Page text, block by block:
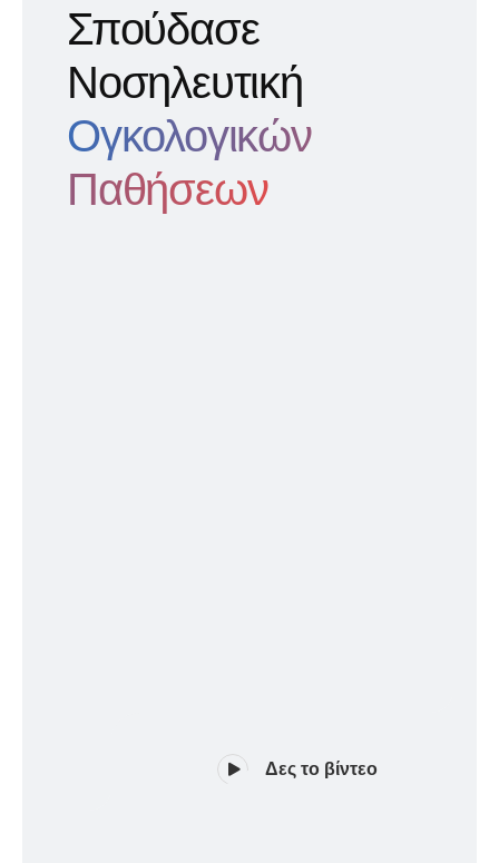
Σπούδασε
Νοσηλευτική
Ογκολογικών
Παθήσεων
Δες το βίντεο